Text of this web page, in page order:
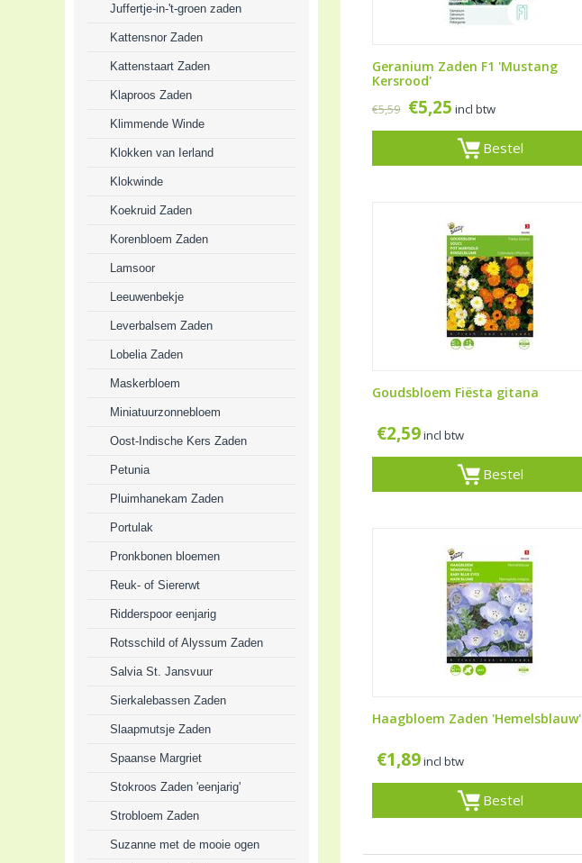
Juffertje-in-'t-groen zaden
Kattensnor Zaden
Kattenstaart Zaden
Klaproos Zaden
Klimmende Winde
Klokken van Ierland
Klokwinde
Koekruid Zaden
Korenbloem Zaden
Lamsoor
Leeuwenbekje
Leverbalsem Zaden
Lobelia Zaden
Maskerbloem
Miniatuurzonnebloem
Oost-Indische Kers Zaden
Petunia
Pluimhanekam Zaden
Portulak
Pronkbonen bloemen
Reuk- of Siererwt
Ridderspoor eenjarig
Rotsschild of Alyssum Zaden
Salvia St. Jansvuur
Sierkalebassen Zaden
Slaapmutsje Zaden
Spaanse Margriet
Stokroos Zaden 'eenjarig'
Strobloem Zaden
Suzanne met de mooie ogen
Geranium Zaden F1 'Mustang
Kersrood'
€5,59 €5,25 incl btw
Bestel
Goudsbloem Fiësta gitana
€2,59incl btw
Bestel
Haagbloem Zaden 'Hemelsblauw'
€1,89incl btw
Bestel